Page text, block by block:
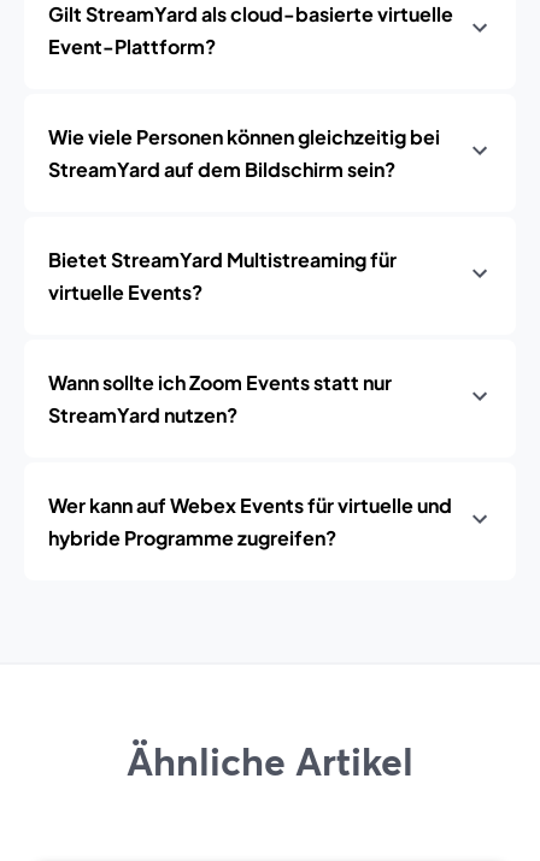
Gilt StreamYard als cloud-basierte virtuelle
Event-Plattform?
Wie viele Personen können gleichzeitig bei
StreamYard auf dem Bildschirm sein?
Bietet StreamYard Multistreaming für
virtuelle Events?
Wann sollte ich Zoom Events statt nur
StreamYard nutzen?
Wer kann auf Webex Events für virtuelle und
hybride Programme zugreifen?
Ähnliche Artikel